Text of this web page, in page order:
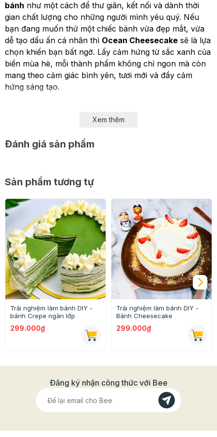
bánh như một cách để thư giãn, kết nối và dành thời
gian chất lượng cho những người mình yêu quý. Nếu
bạn đang muốn thử một chiếc bánh vừa đẹp mắt, vừa
dễ tạo dấu ấn cá nhân thì Ocean Cheesecake sẽ là lựa
chọn khiến bạn bất ngờ. Lấy cảm hứng từ sắc xanh của
biển mùa hè, mỗi thành phẩm không chỉ ngon mà còn
mang theo cảm giác bình yên, tươi mới và đầy cảm
hứng sáng tạo.
nghiệm được nhiều người yêu thích?
Có những chiếc bánh được làm để thưởng thức. Cũng
có những chiếc bánh được làm để lưu giữ cảm xúc.
Ngay từ khi bắt đầu, bạn sẽ bị thu hút bởi lớp thạch
trong veo như mặt nước, sắc xanh chuyển màu dịu mắt
cùng những chi tiết trang trí gợi nhớ đến đại dương mùa
hè. Không có hai chiếc bánh nào giống nhau, bởi mỗi
người đều tự tay tạo nên dấu ấn của riêng mình.
"Điều khiến nhiều khách mỉm cười nhất không phải chiếc
bánh hoàn hảo, mà là khoảnh khắc nhận ra: 'Đây đúng là
chiếc bánh của mình.'"
Điều gì khiến quá trình làm bánh trở nên thú
vị hơn cả thành phẩm?
Một chiếc bánh hoàn chỉnh chỉ mất vài giờ.
Nhưng những câu chuyện diễn ra trong khoảng thời
Xem thêm
Đánh giá sản phẩm
Sản phẩm tương tự
Trải nghiệm làm bánh DIY -
bánh Crepe ngàn lớp
299.000₫
Trải nghiệm làm bánh DIY -
Bánh Cheesecake
299.000₫
Đăng ký nhận công thức với Bee